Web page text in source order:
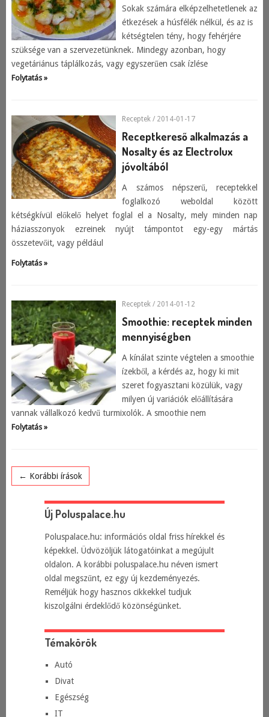
Sokak számára elképzelhetetlenek az
étkezések a húsfélék nélkül, és az is
kétségtelen tény, hogy fehérjére
szüksége van a szervezetünknek. Mindegy azonban, hogy
vegetáriánus táplálkozás, vagy egyszerűen csak ízlése
Folytatás »
Receptek / 2014-01-17
Receptkereső alkalmazás a
Nosalty és az Electrolux
jóvoltából
A számos népszerű, receptekkel
foglalkozó weboldal között
kétségkívül előkelő helyet foglal el a Nosalty, mely minden nap
háziasszonyok ezreinek nyújt támpontot egy-egy mártás
összetevőit, vagy például
Folytatás »
Receptek / 2014-01-12
Smoothie: receptek minden
mennyiségben
A kínálat szinte végtelen a smoothie
ízekből, a kérdés az, hogy ki mit
szeret fogyasztani közülük, vagy
milyen új variációk előállítására
vannak vállalkozó kedvű turmixolók. A smoothie nem
Folytatás »
← Korábbi írások
Új Poluspalace.hu
Poluspalace.hu: információs oldal friss hírekkel és
képekkel. Üdvözöljük látogatóinkat a megújult
oldalon. A korábbi poluspalace.hu néven ismert
oldal megszűnt, ez egy új kezdeményezés.
Reméljük hogy hasznos cikkekkel tudjuk
kiszolgálni érdeklődő közönségünket.
Témakörök
Autó
Divat
Egészség
IT